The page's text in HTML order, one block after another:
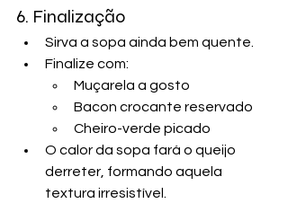
6. Finalização
Sirva a sopa ainda bem quente.
Finalize com:
Muçarela a gosto
Bacon crocante reservado
Cheiro-verde picado
O calor da sopa fará o queijo
derreter, formando aquela
textura irresistível.